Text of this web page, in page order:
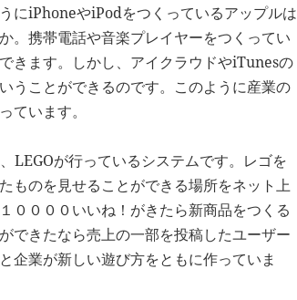
にiPhoneやiPodをつくっているアップルは
。携帯電話や音楽プレイヤーをつくってい
きます。しかし、アイクラウドやiTunesの
うことができるのです。このように産業の
ています。
LEGOが行っているシステムです。レゴを
ものを見せることができる場所をネット上
００００いいね！がきたら新商品をつくる
できたなら売上の一部を投稿したユーザー
企業が新しい遊び方をともに作っていま